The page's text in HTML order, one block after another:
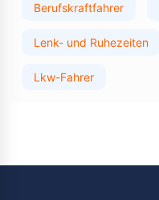
Berufskraftfahrer
Lenk- und Ruhezeiten
Lkw-Fahrer